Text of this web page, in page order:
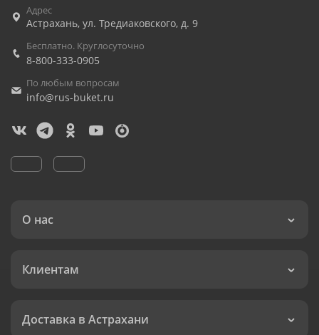
Адрес
Астрахань, ул. Тредиаковского, д. 9
Бесплатно. Круглосуточно
8-800-333-0905
По любым вопросам
info@rus-buket.ru
О нас
Клиентам
Доставка в Астрахани